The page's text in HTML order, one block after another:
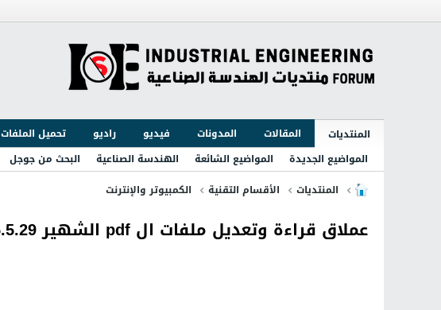
المنتديات المقالات المدونات فيديو راديو تحميل الملفات
المواضيع الجديدة
المواضيع الشائعة الهندسة الصناعية
البحث من جوجل
المنتديات
الأقسام التقنية الكمبيوتر والإنترنت
عملاق قراءة وتعديل ملفات ال pdf الشهير Nitro Pro Enterprise 10.5.5.29